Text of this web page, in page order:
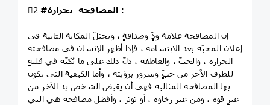
2⃣ #المصافحة_بحرارة :
إن المصافحة علامة ودٍّ وصداقةٍ ، وتحتلّ المكانة الثانية في
إعلان المحبّة بعد الابتسامة ، فإذا أظهر الإنسان في مصافحتهِ
الحرارة ، والحبّ ، والعاطفة ، دلّ ذلك على ما يُكنّه في قلبهِ
للطرف الآخر من حبٍّ وسرور برؤيتهِ ، وأما الكيفية التي تكون
بها المصافحة المثالية فهي أن يقبض الشخص يد الآخر من
غيرِ قوةٍ ، ومن غير رخاوةٍ ، أو توترٍ ، وأفضل مصافحة هي التي